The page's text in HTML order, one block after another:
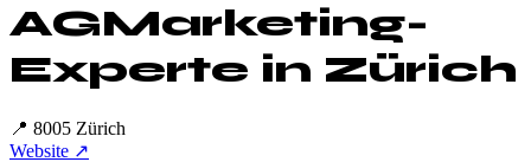
AGMarketing-
Experte in Zürich
📍 8005 Zürich
Website ↗